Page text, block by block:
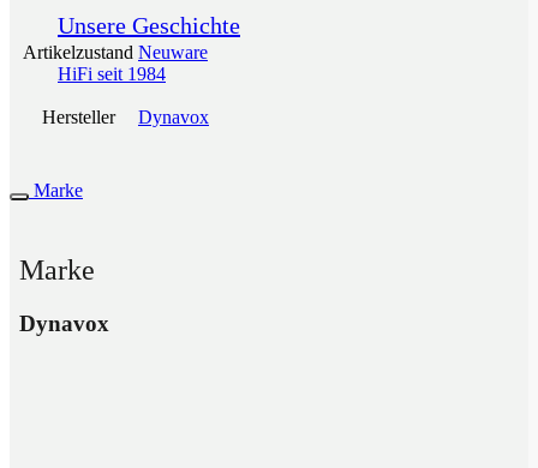
Unsere Geschichte
HiFi seit 1984
Artikelzustand Neuware
Hersteller Dynavox
Marke
Marke
Dynavox